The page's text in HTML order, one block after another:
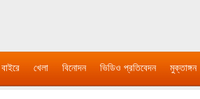
খেলা বিনোদন ভিডিও প্রতিবেদন মুক্তাঙ্গন